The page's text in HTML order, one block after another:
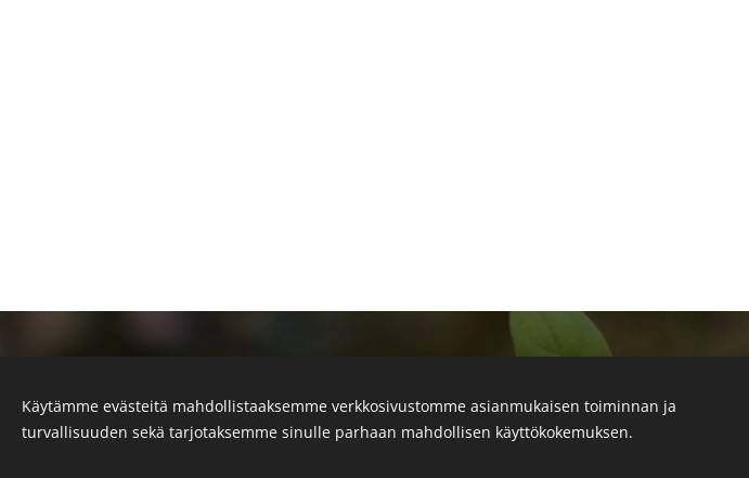
Tietosuojakäytäntö
Käytämme evästeitä mahdollistaaksemme verkkosivustomme asianmukaisen toiminnan ja
turvallisuuden sekä tarjotaksemme sinulle parhaan mahdollisen käyttökokemuksen.